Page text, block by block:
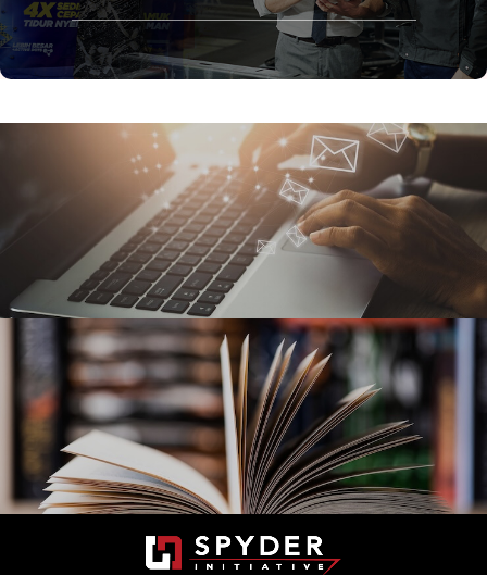
Mail Magazine
メールマガジン
セミナー情報や新刊のご案内を不定期でお届けして
います